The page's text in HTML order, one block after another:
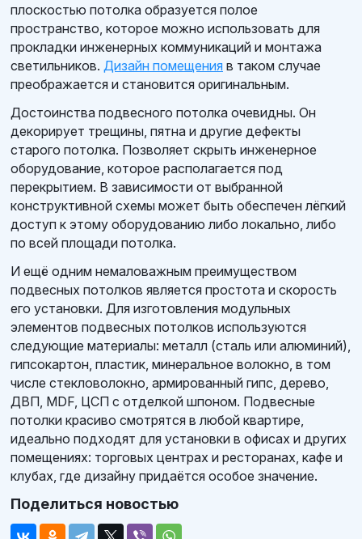
плоскостью потолка образуется полое
пространство, которое можно использовать для
прокладки инженерных коммуникаций и монтажа
светильников. Дизайн помещения в таком случае
преображается и становится оригинальным.
Достоинства подвесного потолка очевидны. Он
декорирует трещины, пятна и другие дефекты
старого потолка. Позволяет скрыть инженерное
оборудование, которое располагается под
перекрытием. В зависимости от выбранной
конструктивной схемы может быть обеспечен лёгкий
доступ к этому оборудованию либо локально, либо
по всей площади потолка.
И ещё одним немаловажным преимуществом
подвесных потолков является простота и скорость
его установки. Для изготовления модульных
элементов подвесных потолков используются
следующие материалы: металл (сталь или алюминий),
гипсокартон, пластик, минеральное волокно, в том
числе стекловолокно, армированный гипс, дерево,
ДВП, MDF, ЦСП с отделкой шпоном. Подвесные
потолки красиво смотрятся в любой квартире,
идеально подходят для установки в офисах и других
помещениях: торговых центрах и ресторанах, кафе и
клубах, где дизайну придаётся особое значение.
Поделиться новостью